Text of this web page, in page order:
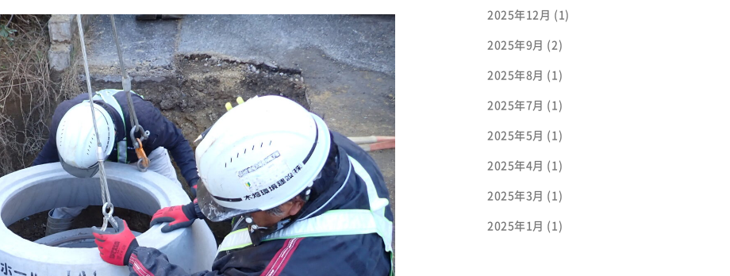
2025年12月 (1)
2025年9月 (2)
2025年8月 (1)
2025年7月 (1)
2025年5月 (1)
2025年4月 (1)
2025年3月 (1)
2025年1月 (1)